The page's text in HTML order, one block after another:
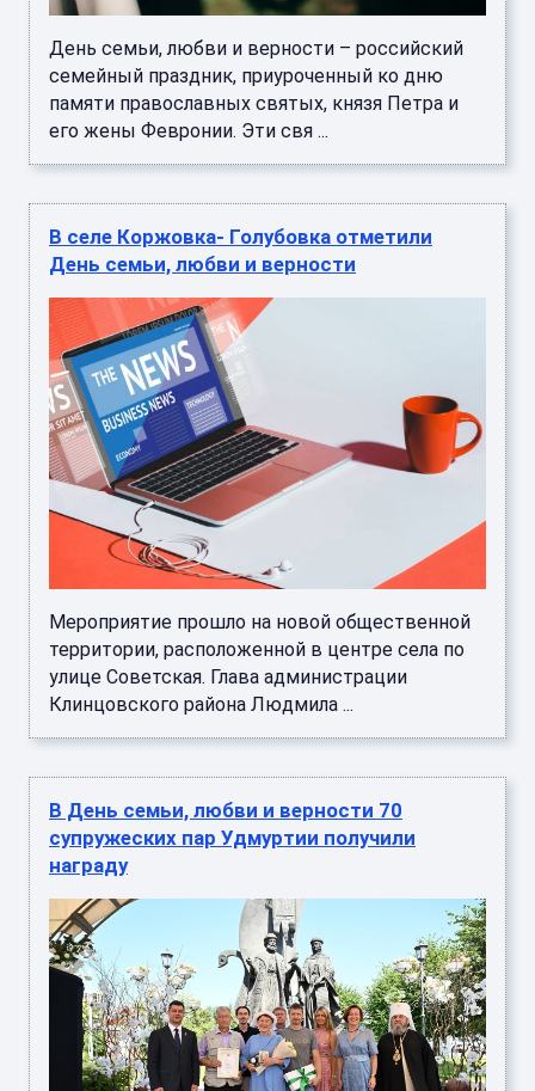
День семьи, любви и верности – российский
семейный праздник, приуроченный ко дню
памяти православных святых, князя Петра и
его жены Февронии. Эти свя ...
В селе Коржовка- Голубовка отметили
День семьи, любви и верности
Мероприятие прошло на новой общественной
территории, расположенной в центре села по
улице Советская. Глава администрации
Клинцовского района Людмила ...
В День семьи, любви и верности 70
супружеских пар Удмуртии получили
награду